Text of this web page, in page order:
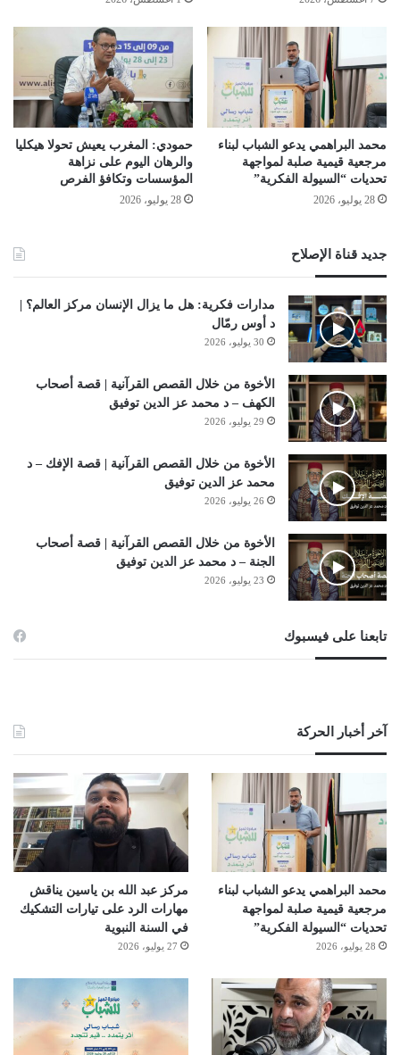
محمد البراهمي يدعو الشباب لبناء
مرجعية قيمية صلبة لمواجهة
تحديات “السيولة الفكرية”
28 يوليو، 2026
حمودي: المغرب يعيش تحولا هيكليا
والرهان اليوم على نزاهة
المؤسسات وتكافؤ الفرص
28 يوليو، 2026
جديد قناة الإصلاح
مدارات فكرية: هل ما يزال الإنسان مركز العالم؟ |
د أوس رمّال
30 يوليو، 2026
الأخوة من خلال القصص القرآنية | قصة أصحاب
الكهف – د محمد عز الدين توفيق
29 يوليو، 2026
الأخوة من خلال القصص القرآنية | قصة الإفك – د
محمد عز الدين توفيق
26 يوليو، 2026
الأخوة من خلال القصص القرآنية | قصة أصحاب
الجنة – د محمد عز الدين توفيق
23 يوليو، 2026
تابعنا على فيسبوك
آخر أخبار الحركة
محمد البراهمي يدعو الشباب لبناء
مرجعية قيمية صلبة لمواجهة
تحديات “السيولة الفكرية”
28 يوليو، 2026
مركز عبد الله بن ياسين يناقش
مهارات الرد على تيارات التشكيك
في السنة النبوية
27 يوليو، 2026